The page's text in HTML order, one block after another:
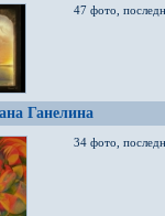
47 фото,
Ганелина
34 фото,